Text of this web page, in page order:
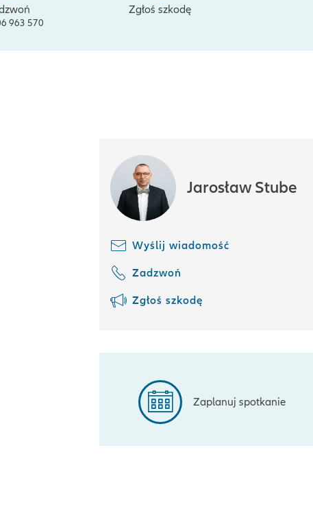
963 570
Zgłoś szkodę
Jarosław Stube
Wyślij wiadomość
Zadzwoń
Zgłoś szkodę
Zaplanuj spotkanie